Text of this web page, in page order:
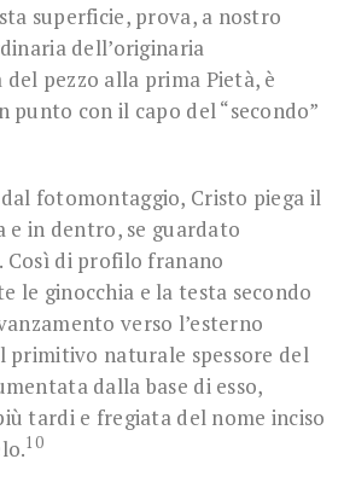
superficie, prova, a nostro
dell’originaria
pezzo alla prima Pietà, è
punto con il capo del “secondo”
dal fotomontaggio, Cristo piega il
e in dentro, se guardato
di profilo franano
le ginocchia e la testa secondo
verso l’esterno
primitivo naturale spessore del
dalla base di esso,
tardi e fregiata del nome inciso
10